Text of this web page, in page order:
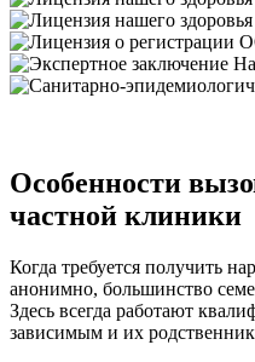
Особенности
частной клиники
Когда требуется получить
анонимно, большинство
Здесь всегда работают
зависимым и их